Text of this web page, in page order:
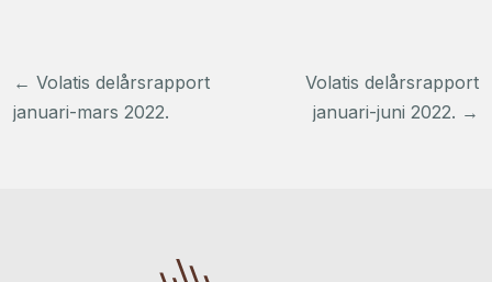
Inläggsnavigering
← Volatis delårsrapport
januari-mars 2022.
Volatis delårsrapport
januari-juni 2022. →